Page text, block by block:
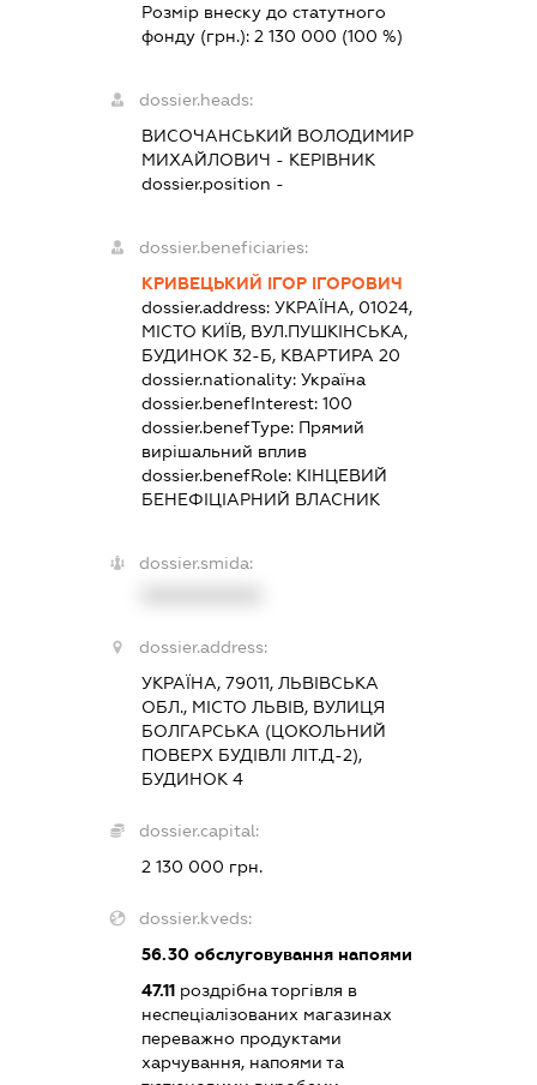
Розмір внеску до статутного
фонду (грн.):2 130 000 (100 %)
dossier.heads:
ВИСОЧАНСЬКИЙ ВОЛОДИМИР
МИХАЙЛОВИЧ - КЕРІВНИК
dossier.position -
dossier.beneficiaries:
КРИВЕЦЬКИЙ ІГОР ІГОРОВИЧ
dossier.address:УКРАЇНА, 01024,
МІСТО КИЇВ, ВУЛ.ПУШКІНСЬКА,
БУДИНОК 32-Б, КВАРТИРА 20
dossier.nationality:Україна
dossier.benefInterest:100
dossier.benefType: Прямий
вирішальний вплив
dossier.benefRole: КІНЦЕВИЙ
БЕНЕФІЦІАРНИЙ ВЛАСНИК
dossier.smida:
dossier.address:
УКРАЇНА, 79011, ЛЬВІВСЬКА
ОБЛ., МІСТО ЛЬВІВ, ВУЛИЦЯ
БОЛГАРСЬКА (ЦОКОЛЬНИЙ
ПОВЕРХ БУДІВЛІ ЛІТ.Д-2),
БУДИНОК 4
dossier.capital:
2 130 000 грн.
dossier.kveds:
56.30 обслуговування напоями
47.11 роздрібна торгівля в
неспеціалізованих магазинах
переважно продуктами
харчування, напоями та